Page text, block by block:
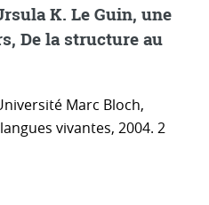
K. Le Guin, une
De la structure au
Marc Bloch,
vivantes, 2004. 2